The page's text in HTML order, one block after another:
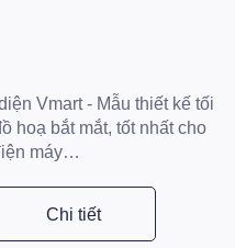
Vmart - Mẫu thiết kế tối
hoạ bắt mắt, tốt nhất cho
máy…
Chi tiết